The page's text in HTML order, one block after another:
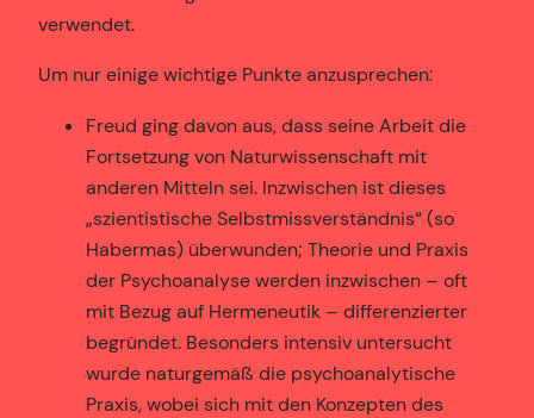
verwendet.
Um nur einige wichtige Punkte anzusprechen:
Freud ging davon aus, dass seine Arbeit die
Fortsetzung von Naturwissenschaft mit
anderen Mitteln sei. Inzwischen ist dieses
„szientistische Selbstmissverständnis“ (so
Habermas) überwunden; Theorie und Praxis
der Psychoanalyse werden inzwischen – oft
mit Bezug auf Hermeneutik – differenzierter
begründet. Besonders intensiv untersucht
wurde naturgemäß die psychoanalytische
Praxis, wobei sich mit den Konzepten des